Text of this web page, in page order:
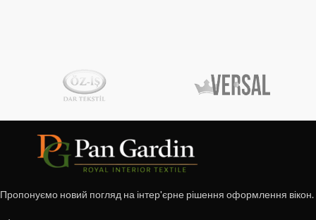
Пропонуємо новий погляд на інтер'єрне рішення оформлення вікон.